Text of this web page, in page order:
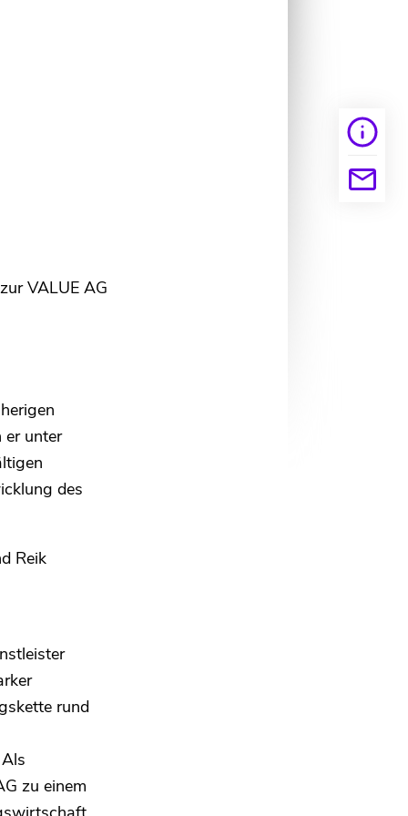
VALUE AG
er unter
des
Reik
rund
zu einem